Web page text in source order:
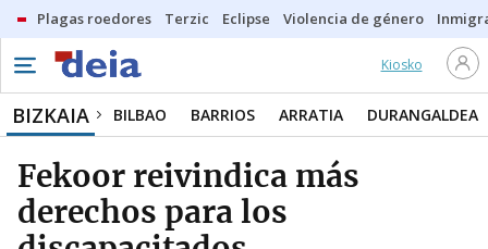
Plagas roedores Terzic Eclipse Violencia de género
Kiosko
BIZKAIA BILBAO BARRIOS ARRATIA DURANGALDEA
Fekoor reivindica más
derechos para los